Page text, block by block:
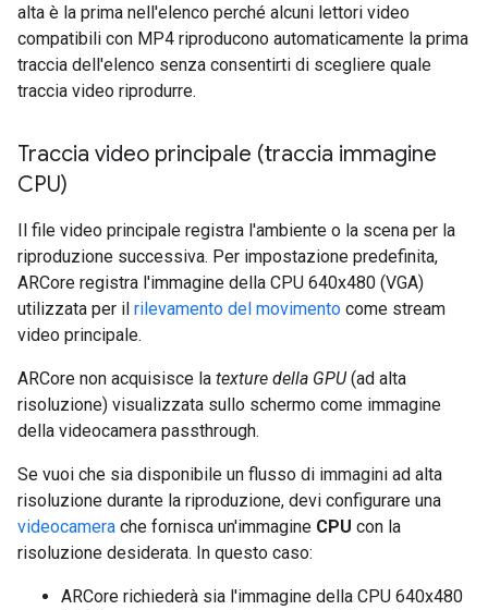
alta è la prima nell'elenco perché alcuni lettori video
compatibili con MP4 riproducono automaticamente la prima
traccia dell'elenco senza consentirti di scegliere quale
traccia video riprodurre.
Traccia video principale (traccia immagine
CPU)
Il file video principale registra l'ambiente o la scena per la
riproduzione successiva. Per impostazione predefinita,
ARCore registra l'immagine della CPU 640x480 (VGA)
utilizzata per il rilevamento del movimento come stream
video principale.
ARCore non acquisisce la texture della GPU(ad alta
risoluzione) visualizzata sullo schermo come immagine
della videocamera passthrough.
Se vuoi che sia disponibile un flusso di immagini ad alta
risoluzione durante la riproduzione, devi configurare una
videocamera che fornisca un'immagine CPU con la
risoluzione desiderata. In questo caso:
ARCore richiederà sia l'immagine della CPU 640x480